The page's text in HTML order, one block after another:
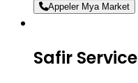
Appeler Mya Market
Safir Service